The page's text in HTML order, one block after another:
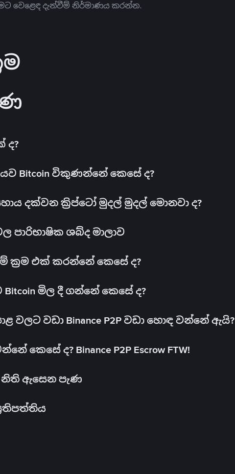
වෙළෙඳ දැන්වීම් නිර්මාණය කරන්න.
ද?
Bitcoin විකුණන්නේ කෙසේ ද?
දක්වන ක්‍රිප්ටෝ මුදල් මුදල් මොනවා ද?
පාරිභාෂික ශබ්ද මාලාව
ක්‍රම එක් කරන්නේ කෙසේ ද?
Bitcoin මිල දී ගන්නේ කෙසේ ද?
වලට වඩා Binance P2P වඩා හොඳ වන්නේ ඇයි?
කෙසේ ද? Binance P2P Escrow FTW!
නිති ඇසෙන පැණ